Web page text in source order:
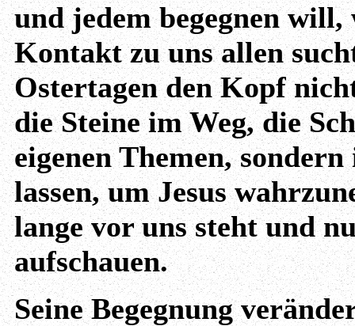
und jedem begegnen
Kontakt zu uns allen
Ostertagen den Kopf
die Steine im Weg, die
eigenen Themen,
lassen, um Jesus
lange vor uns steht und
aufschauen.
Seine Begegnung